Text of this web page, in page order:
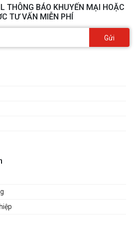
THÔNG BÁO KHUYẾN MẠI HOẶC
TƯ VẤN MIỄN PHÍ
Gửi